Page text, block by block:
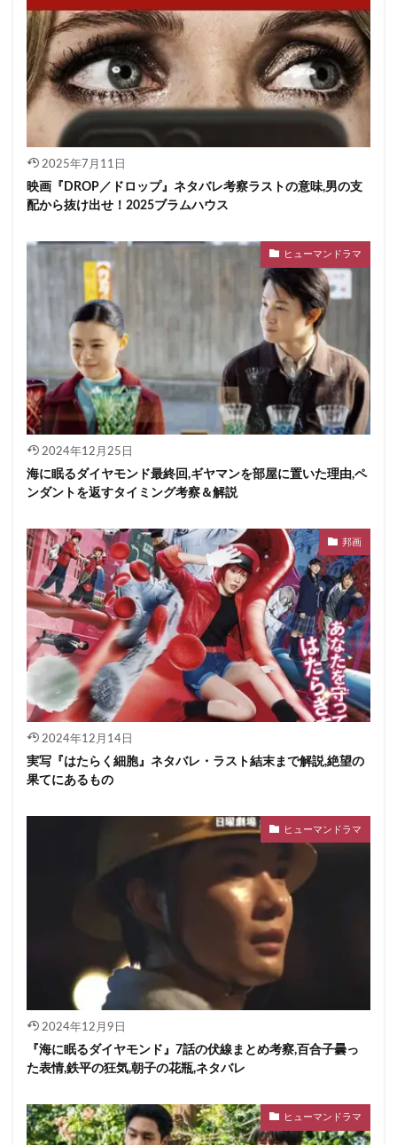
2025年7月11日
映画『DROP／ドロップ』ネタバレ考察ラストの意味,男の支
配から抜け出せ！2025ブラムハウス
ヒューマンドラマ
2024年12月25日
海に眠るダイヤモンド最終回,ギヤマンを部屋に置いた理由,ペ
ンダントを返すタイミング考察＆解説
邦画
2024年12月14日
実写『はたらく細胞』ネタバレ・ラスト結末まで解説,絶望の
果てにあるもの
ヒューマンドラマ
2024年12月9日
『海に眠るダイヤモンド』7話の伏線まとめ考察,百合子曇っ
た表情,鉄平の狂気,朝子の花瓶,ネタバレ
ヒューマンドラマ